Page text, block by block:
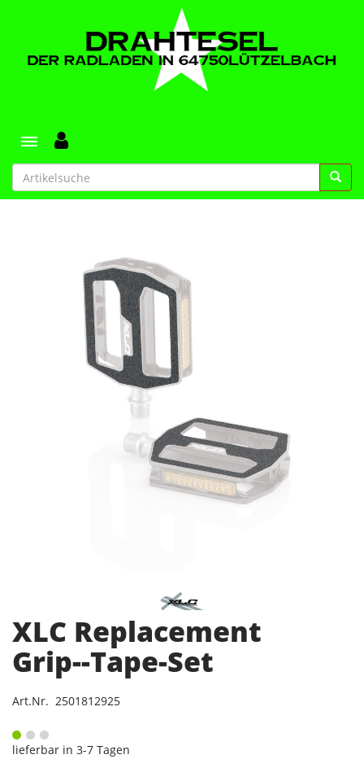
Toggle navigation
XLC Replacement
Grip--Tape-Set
Art.Nr. 2501812925
lieferbar in 3-7 Tagen